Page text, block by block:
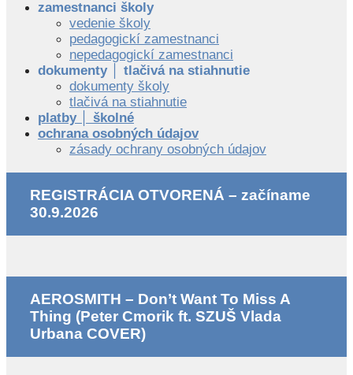
zamestnanci školy
vedenie školy
pedagogickí zamestnanci
nepedagogickí zamestnanci
dokumenty │ tlačivá na stiahnutie
dokumenty školy
tlačivá na stiahnutie
platby │ školné
ochrana osobných údajov
zásady ochrany osobných údajov
REGISTRÁCIA OTVORENÁ – začíname
30.9.2026
AEROSMITH – Don’t Want To Miss A
Thing (Peter Cmorik ft. SZUŠ Vlada
Urbana COVER)